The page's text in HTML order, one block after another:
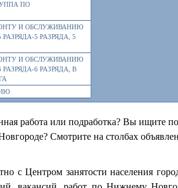
ПО
И ОБСЛУЖИВАНИЮ
5 РАЗРЯДА, 5
И ОБСЛУЖИВАНИЮ
6 РАЗРЯДА, В
работа или подработка? Вы ищите
Смотрите на столбах
с Центром занятости населения